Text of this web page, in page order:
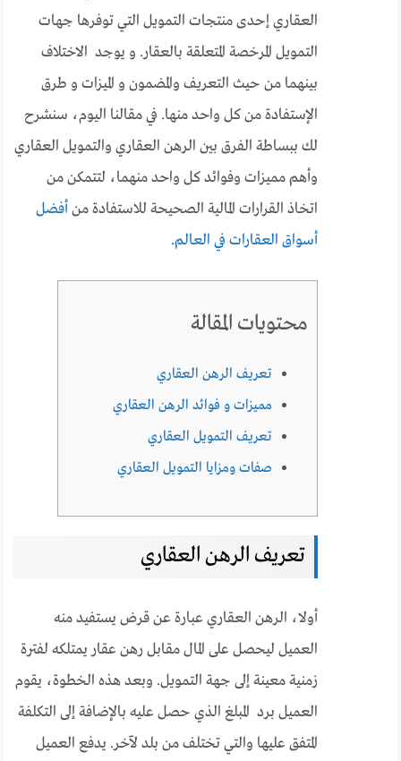
العقاري إحدى منتجات التمويل التي توفرها جهات
التمويل المرخصة المتعلقة بالعقار. و يوجد الاختلاف
بينهما من حيث التعريف والمضمون و الميزات و طرق
الإستفادة من كل واحد منها. في مقالنا اليوم، سنشرح
لك ببساطة الفرق بين الرهن العقاري والتمويل العقاري
وأهم مميزات وفوائد كل واحد منهما، لتتمكن من
اتخاذ القرارات المالية الصحيحة للاستفادة من أفضل
أسواق العقارات في العالم.
محتويات المقالة
تعريف الرهن العقاري
مميزات و فوائد الرهن العقاري
تعريف التمويل العقاري
صفات ومزايا التمويل العقاري
تعريف الرهن العقاري
أولا، الرهن العقاري عبارة عن قرض يستفيد منه
العميل ليحصل على المال مقابل رهن عقار يمتلكه لفترة
زمنية معينة إلى جهة التمويل. وبعد هذه الخطوة، يقوم
العميل برد المبلغ الذي حصل عليه بالإضافة إلى التكلفة
المتفق عليها والتي تختلف من بلد لآخر. يدفع العميل